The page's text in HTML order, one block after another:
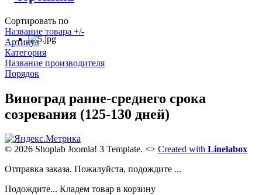
Сортировать по
Название товара +/-
Артикул
Категория
Название производителя
Порядок
Виноград ранне-среднего срока
созревания (125-130 дней)
© 2026 Shoplab Joomla! 3 Template. <> Created with Linelabox
Отправка заказа. Пожалуйста, подождите ...
Подождите... Кладем товар в корзину